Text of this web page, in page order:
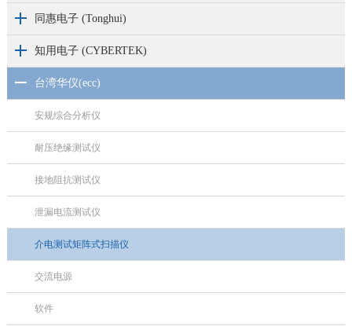
同惠电子 (Tonghui)
知用电子 (CYBERTEK)
台湾华仪(ecc)
安规综合分析仪
耐压绝缘测试仪
接地阻抗测试仪
泄漏电流测试仪
介电测试矩阵式扫描仪
交流电源
软件